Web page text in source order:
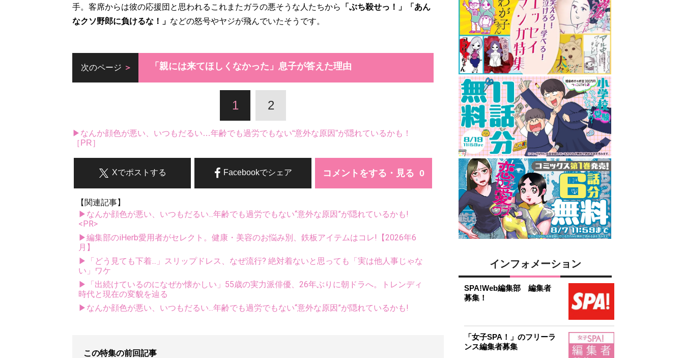
手。客席からは彼の応援団と思われるこれまたガラの悪そうな人たちから
「ぶち殺せっ！」「あん
なクソ野郎に負けるな！」 などの怒号やヤジが飛んでいたそうです。
次のページ 「親には来てほしくなかった」息子が答えた理由
1 2
▶なんか顔色が悪い、いつもだるい…年齢でも過労でもない“意外な原因”が隠れているかも！
［PR］
コメントをする・見る
Facebookでシェア
Xでポストする
【関連記事】
▶なんか顔色が悪い、いつもだるい...年齢でも過労でもない“意外な原因”が隠れているかも!
<PR>
▶編集部のiHerb愛用者がセレクト。健康・美容のお悩み別、鉄板アイテムはコレ!【2026年6
月】
▶「どう見ても下着...」スリップドレス、なぜ流行? 絶対着ないと思っても「実は他人事じゃな
い」ワケ
▶「出続けているのになぜか懐かしい」55歳の実力派俳優、26年ぶりに朝ドラへ。トレンディ
時代と現在の変貌を辿る
▶なんか顔色が悪い、いつもだるい...年齢でも過労でもない“意外な原因”が隠れているかも!
この特集の前回記事
インフォメーション
SPA!Web編集部 編集者
募集！
「女子SPA！」のフリーラ
ンス編集者募集